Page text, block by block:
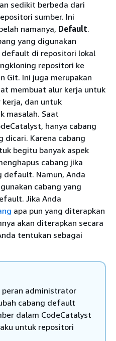
sedikit berbeda dari
sumber. Ini
namanya, Default.
yang digunakan
default di repositori lokal
repositori ke
Git. Ini juga merupakan
membuat alur kerja untuk
kerja, dan untuk
masalah. Saat
hanya cabang
Karena cabang
begitu banyak aspek
cabang jika
default. Namun, Anda
cabang yang
Jika Anda
apa pun yang diterapkan
akan diterapkan secara
tentukan sebagai
peran administrator
cabang default
dalam CodeCatalyst
untuk repositori